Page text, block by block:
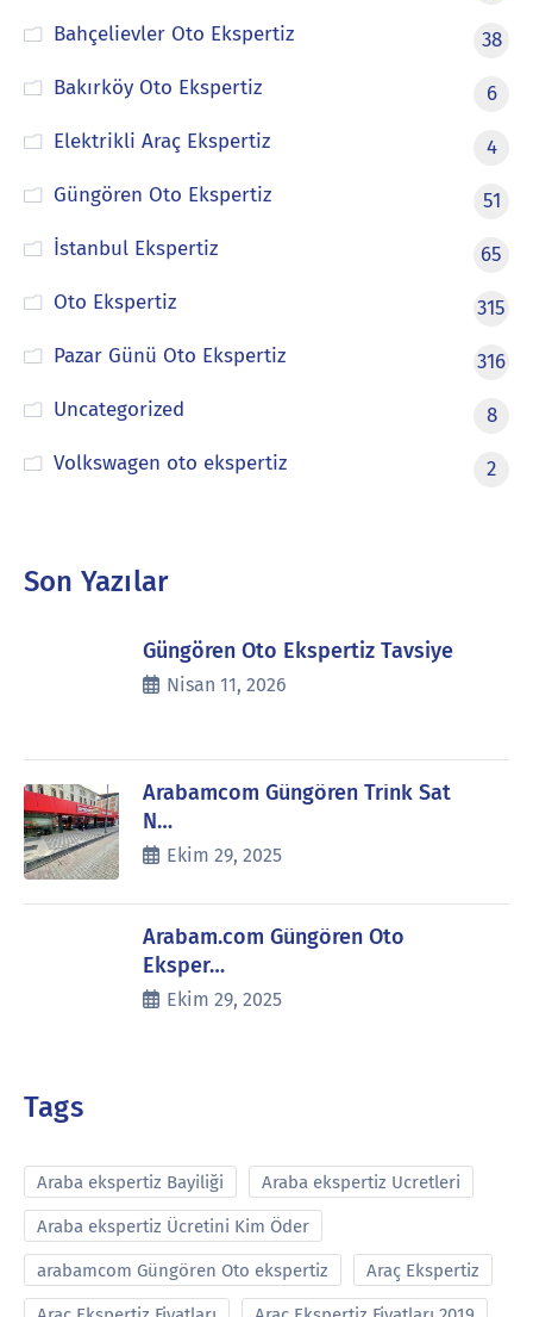
Bahçelievler Oto Ekspertiz
38
Bakırköy Oto Ekspertiz
6
Elektrikli Araç Ekspertiz
4
Güngören Oto Ekspertiz
51
İstanbul Ekspertiz
65
Oto Ekspertiz
315
Pazar Günü Oto Ekspertiz
316
Uncategorized
8
Volkswagen oto ekspertiz
2
Son Yazılar
Güngören Oto Ekspertiz Tavsiye
Nisan 11, 2026
Arabamcom Güngören Trink Sat
N…
Ekim 29, 2025
Arabam.com Güngören Oto
Eksper…
Ekim 29, 2025
Tags
Araba ekspertiz Bayiliği Araba ekspertiz Ucretleri
Araba ekspertiz Ücretini Kim Öder
arabamcom Güngören Oto ekspertiz Araç Ekspertiz